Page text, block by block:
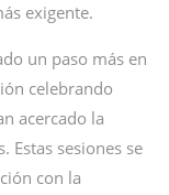
exigente.
un paso más en
celebrando
acercado la
sesiones se
con la